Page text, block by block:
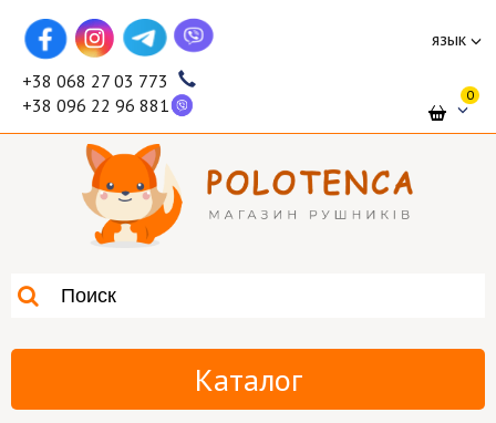
язык
+38 068 27 03 773
+38 096 22 96 881
0
Каталог